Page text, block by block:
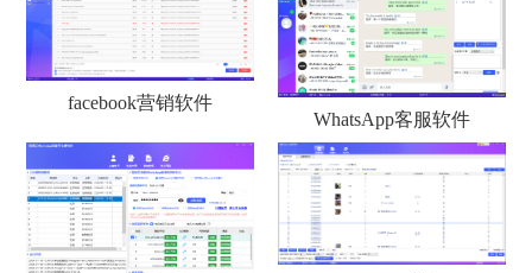
facebook营销软件
WhatsApp客服软件